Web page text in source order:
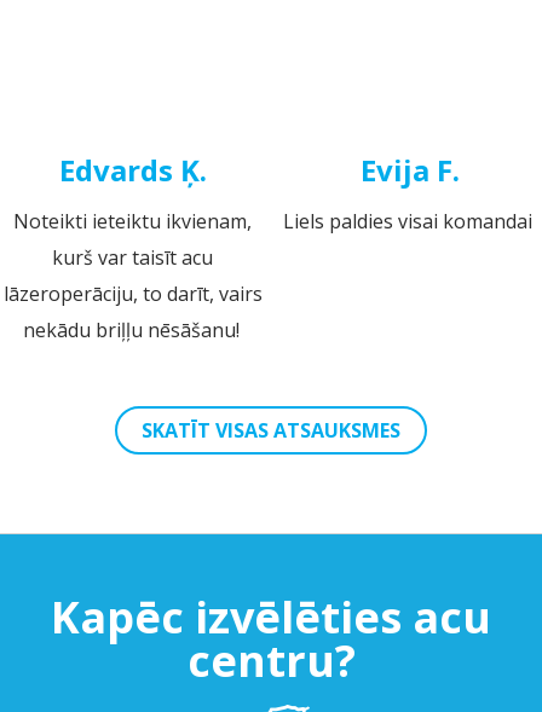
Edvards Ķ.
Noteikti ieteiktu ikvienam,
kurš var taisīt acu
lāzeroperāciju, to darīt, vairs
nekādu briļļu nēsāšanu!
Evija F.
Liels paldies visai komandai
SKATĪT VISAS ATSAUKSMES
Kapēc izvēlēties acu
centru?